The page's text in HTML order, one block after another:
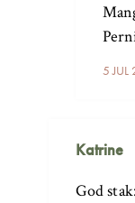
5 JUL
Katrine
God